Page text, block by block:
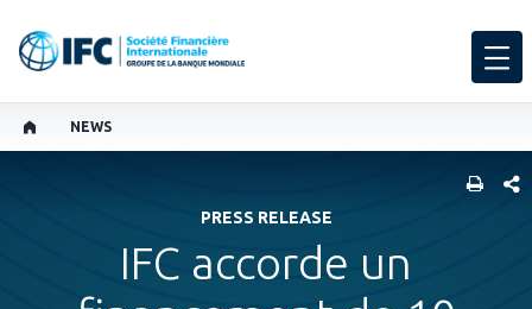
NEWS
PRESS RELEASE
IFC accorde un